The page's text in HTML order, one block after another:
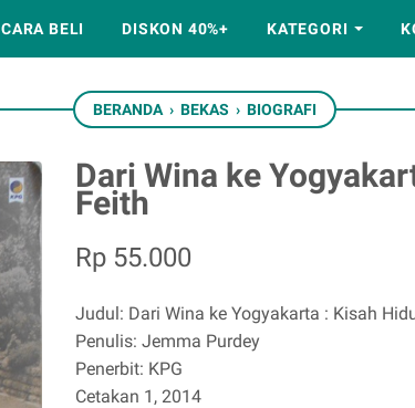
CARA BELI DISKON 40%+ KATEGORI
BERANDA › BEKAS › BIOGRAFI
Dari Wina ke
Feith
Rp 55.000
Judul: Dari Wina ke Yogyakarta : Kisah
Penulis: Jemma Purdey
Penerbit: KPG
Cetakan 1, 2014